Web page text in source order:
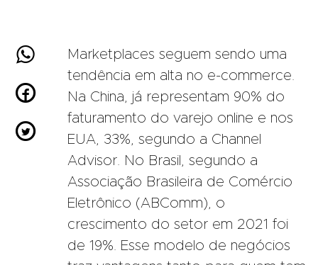



Marketplaces seguem sendo uma
tendência em alta no e-commerce.
Na China, já representam 90% do
faturamento do varejo online e nos
EUA, 33%, segundo a Channel
Advisor. No Brasil, segundo a
Associação Brasileira de Comércio
Eletrônico (ABComm), o
crescimento do setor em 2021 foi
de 19%. Esse modelo de negócios